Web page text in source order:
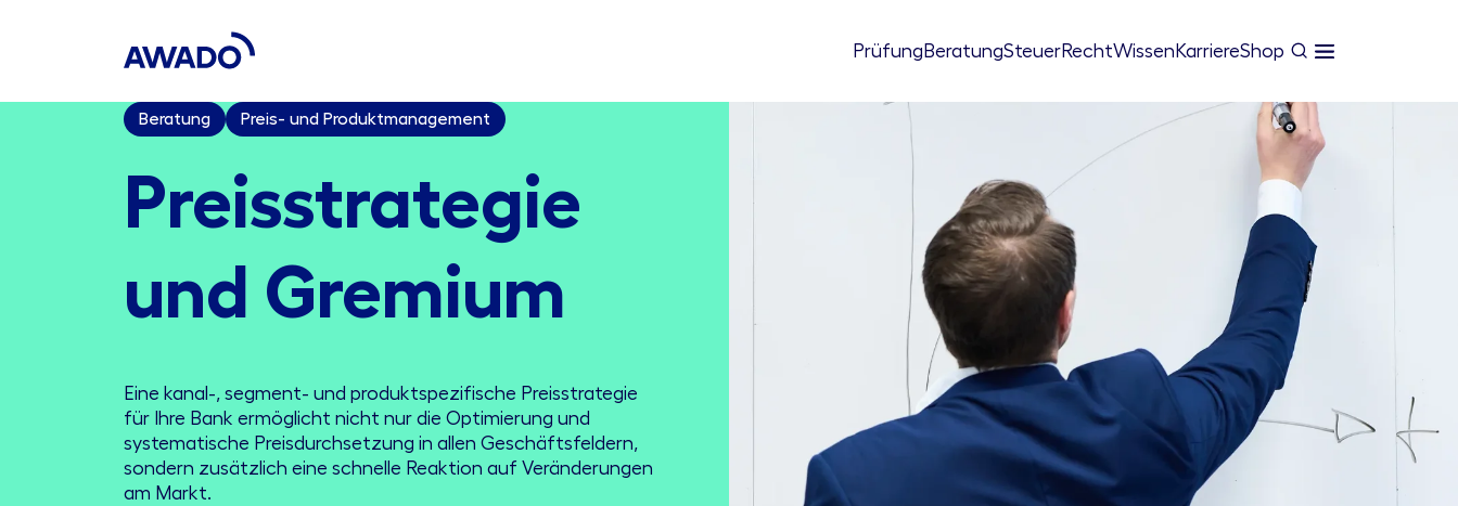
Prüfung BeratungSteuerRechtWissen KarriereShop
Beratung Preis- und Produktmanagement
Preisstrategie
und Gremium
Eine kanal-, segment- und produktspezifische Preisstrategie
für Ihre Bank ermöglicht nicht nur die Optimierung und
systematische Preisdurchsetzung in allen Geschäftsfeldern,
sondern zusätzlich eine schnelle Reaktion auf Veränderungen
am Markt.